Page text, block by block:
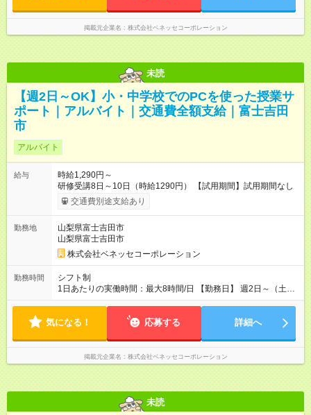
掲載元企業名 株式会社ベネッセコーポレーション
未読
【週2日～OK】小・中学校でのPCを使った授業サ
ポート｜アルバイト｜交通費全額支給｜富士吉田
市
アルバイト
給与
時給1,290円～
研修受講8日～10日（時給1290円） 【試用期間】試用期間なし
交通費別途支給あり
勤務地
山梨県富士吉田市
山梨県富士吉田市
株式会社ベネッセコーポレーション
勤務時間
シフト制
1日あたりの実働時間：最大8時間/日 【勤務日】 週2日～（土日
祝休み） 【勤務時間】 学校滞在：8:30※～17:30の間の連続した
間/日 ※勤務時間が8:30～の場合、朝8時半から学校で就業できる
気になる！ 応募する 詳細へ
掲載元企業名 株式会社ベネッセコーポレーション
未読